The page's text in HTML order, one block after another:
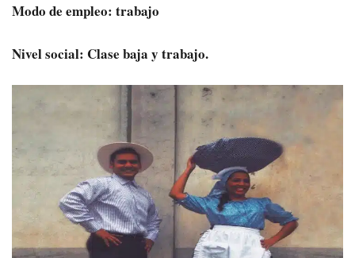
Modo de empleo: trabajo
Nivel social: Clase baja y trabajo.